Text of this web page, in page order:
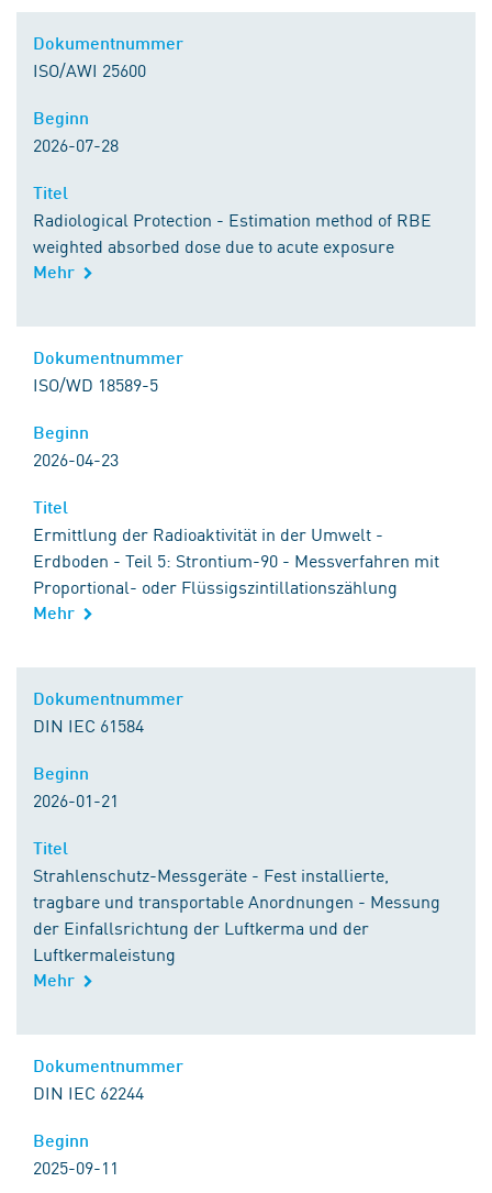
Dokumentnummer
ISO/AWI 25600
Beginn
2026-07-28
Titel
Radiological Protection - Estimation method of RBE
weighted absorbed dose due to acute exposure
Mehr
Dokumentnummer
ISO/WD 18589-5
Beginn
2026-04-23
Titel
Ermittlung der Radioaktivität in der Umwelt -
Erdboden - Teil 5: Strontium-90 - Messverfahren mit
Proportional- oder Flüssigszintillationszählung
Mehr
Dokumentnummer
DIN IEC 61584
Beginn
2026-01-21
Titel
Strahlenschutz-Messgeräte - Fest installierte,
tragbare und transportable Anordnungen - Messung
der Einfallsrichtung der Luftkerma und der
Luftkermaleistung
Mehr
Dokumentnummer
DIN IEC 62244
Beginn
2025-09-11